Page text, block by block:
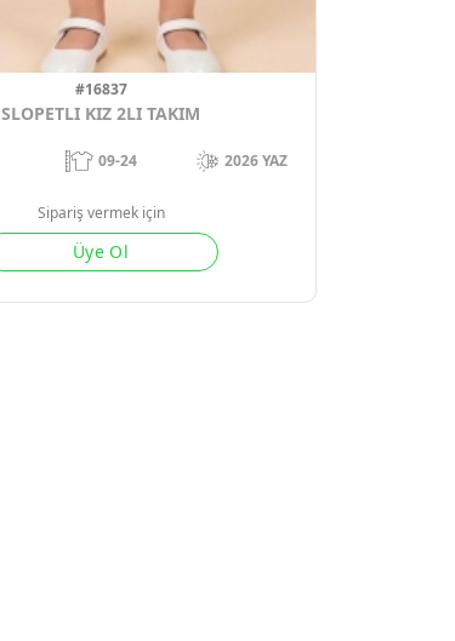
#16837
SLOPETLI KIZ 2LI TAKIM
09-24 2026 YAZ
Sipariş vermek için
Üye Ol